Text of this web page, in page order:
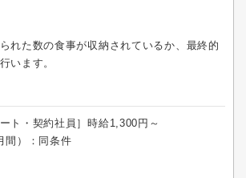
れた数の食事が収納されているか、最終的
います。
ト・契約社員］時給1,300円～
間）：同条件